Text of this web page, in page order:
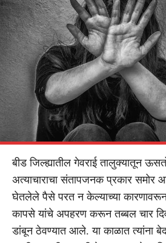
बीड जिल्ह्यातील गेवराई तालुक्यातून
अत्याचाराचा संतापजनक प्रकार
घेतलेले पैसे परत न केल्याच्या
कापसे यांचे अपहरण करून तब्बल चार
डांबून ठेवण्यात आले. या काळात त्यांना